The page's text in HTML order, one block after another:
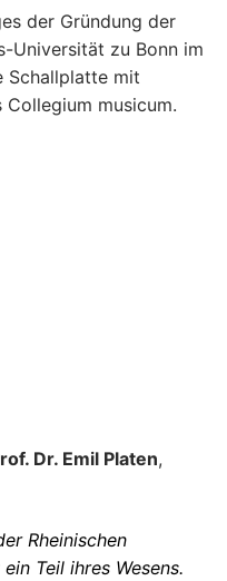
der Gründung der
Universität zu Bonn im
Schallplatte mit
Collegium musicum.
Dr. Emil Platen,
Rheinischen
Teil ihres Wesens.